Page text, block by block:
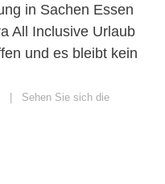
in Sachen Essen
All Inclusive Urlaub
und es bleibt kein
| Sehen Sie sich die